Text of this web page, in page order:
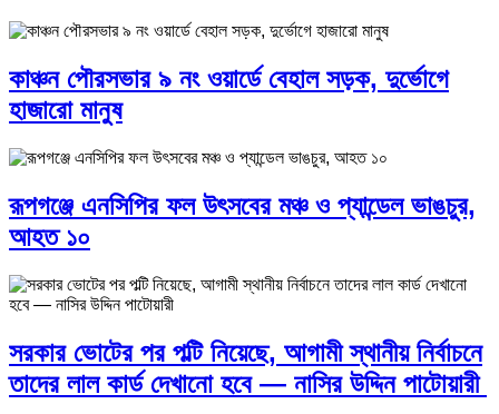
কাঞ্চন পৌরসভার ৯ নং ওয়ার্ডে বেহাল সড়ক, দুর্ভোগে
হাজারো মানুষ
রূপগঞ্জে এনসিপির ফল উৎসবের মঞ্চ ও প্যান্ডেল ভাঙচুর,
আহত ১০
সরকার ভোটের পর পল্টি নিয়েছে, আগামী স্থানীয় নির্বাচনে
তাদের লাল কার্ড দেখানো হবে — নাসির উদ্দিন পাটোয়ারী